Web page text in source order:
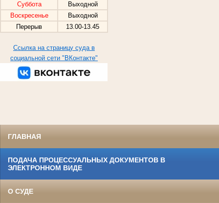
Суббота
Выходной
Воскресенье
Выходной
Перерыв
13.00-13.45
Ссылка на страницу суда в
социальной сети "ВКонтакте"
ГЛАВНАЯ
ПОДАЧА ПРОЦЕССУАЛЬНЫХ ДОКУМЕНТОВ В
ЭЛЕКТРОННОМ ВИДЕ
О СУДЕ